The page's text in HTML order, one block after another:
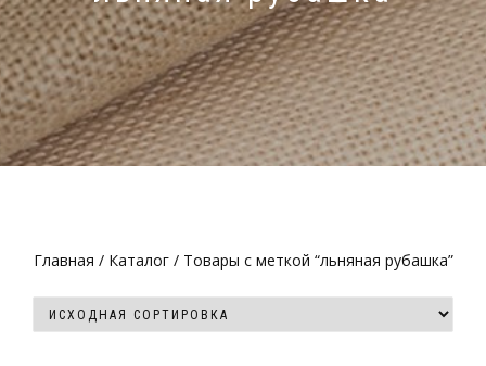
Главная / Каталог/ Товары с меткой “льняная рубашка”